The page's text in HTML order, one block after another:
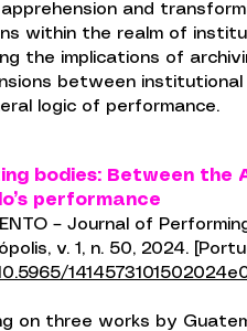
and
within the realm of
the implications of
between
logic of performance.
bodies: Between the
performance
– Journal of
v. 1, n. 50, 2024.
on three works by